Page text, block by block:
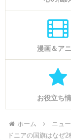
漫画＆ア
お役立ち
ホーム ニュ
ドニアの国旗はなぜ